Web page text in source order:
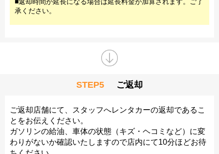
■返却時間が延長になる場合は延長料金が加算されます。ご了
承ください。
STEP5 ご返却
ご返却店舗にて、スタッフへレンタカーの返却であるこ
とをお伝えください。
ガソリンの給油、車体の状態（キズ・ヘコミなど）に変
わりがないか確認いたしますので店内にて10分ほどお待